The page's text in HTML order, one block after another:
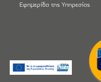
Εφημερίδα της Υπηρεσίας